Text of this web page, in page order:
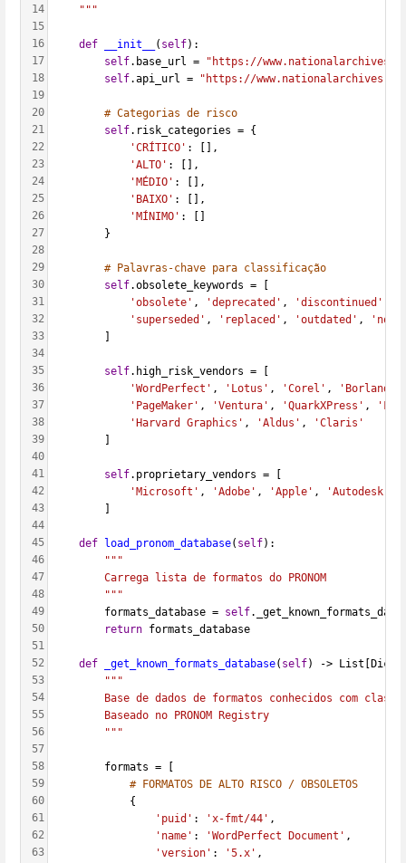
14
15
16
17
18
19
20
21
22
23
24
25
26
27
28
29
30
31
32
33
34
35
36
37
38
39
40
41
42
43
44
45
46
47
48
49
50
51
52
53
54
55
56
57
58
59
60
61
62
63
    """
def __init__ ( self):
self.base_url =
"https://
self.api_url = "https://
# Categorias de risco
self.risk_categories = {
'CRÍTICO' : [],
'ALTO' : [],
'MÉDIO' : [],
'BAIXO' : [],
'MÍNIMO' : []
        }
# Palavras-chave para classificação
self.obsolete_keywords = [
'obsolete' , 'deprecated' , 'discontinued'
'superseded' , 'replaced' , 'outdated' ,
'no
self.high_risk_vendors = [
'WordPerfect' , 'Lotus' , 'Corel' , 'Borland'
'PageMaker' , 'Ventura' , 'QuarkXPress' ,
'Harvard Graphics' , 'Aldus' ,
'Claris'
self.proprietary_vendors = [
'Microsoft' , 'Adobe' , 'Apple' ,
'Autodesk'
def load_pronom_database( self):
"""
        Carrega lista de formatos do PRONOM
        """
        formats_database =
self
return formats_database
def _get_known_formats_database( self) ->
"""
Base de dados de formatos conhecidos com
        Baseado no PRONOM Registry
        """
        formats = [
# FORMATOS DE ALTO RISCO / OBSOLETOS
            {
'puid' : 'x-fmt/44' ,
'name' : 'WordPerfect Document' ,
'version' : '5.x' ,